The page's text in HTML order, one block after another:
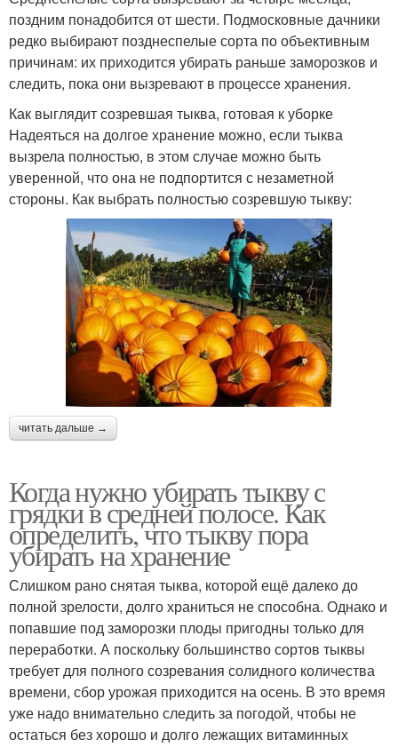
поздним понадобится от шести. Подмосковные дачники
редко выбирают позднеспелые сорта по объективным
причинам: их приходится убирать раньше заморозков и
следить, пока они вызревают в процессе хранения.
Как выглядит созревшая тыква, готовая к уборке
Надеяться на долгое хранение можно, если тыква
вызрела полностью, в этом случае можно быть
уверенной, что она не подпортится с незаметной
стороны. Как выбрать полностью созревшую тыкву:
читать дальше →
Когда нужно убирать тыкву с
грядки в средней полосе. Как
определить, что тыкву пора
убирать на хранение
Слишком рано снятая тыква, которой ещё далеко до
полной зрелости, долго храниться не способна. Однако и
попавшие под заморозки плоды пригодны только для
переработки. А поскольку большинство сортов тыквы
требует для полного созревания солидного количества
времени, сбор урожая приходится на осень. В это время
уже надо внимательно следить за погодой, чтобы не
остаться без хорошо и долго лежащих витаминных